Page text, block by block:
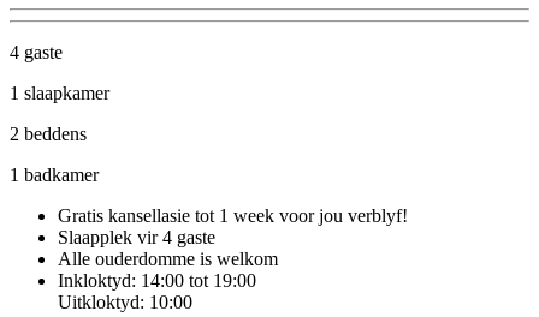
4 gaste
1 slaapkamer
2 beddens
1 badkamer
Gratis kansellasie tot 1 week voor jou verblyf!
Slaapplek vir 4 gaste
Alle ouderdomme is welkom
Inkloktyd: 14:00 tot 19:00
Uitkloktyd: 10:00